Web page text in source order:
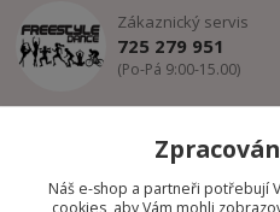
Zákaznický servis
725 279 951
(Po-Pá 9:00-15.00)
Náš e-shop a partneři potřebují
cookies, aby Vám mohli